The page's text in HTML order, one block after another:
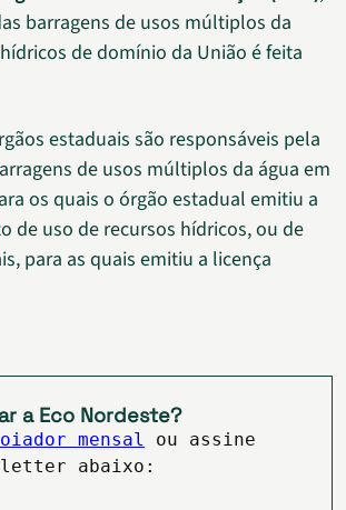
barragens de usos múltiplos da
de domínio da União é feita
estaduais são responsáveis pela
de usos múltiplos da água em
os quais o órgão estadual emitiu a
de uso de recursos hídricos, ou de
para as quais emitiu a licença
a Eco Nordeste?
mensal
ou assine
abaixo: